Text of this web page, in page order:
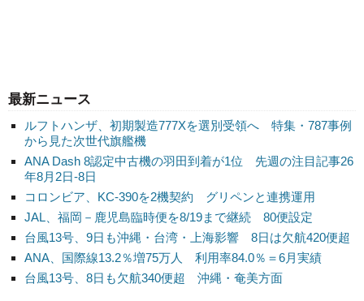
最新ニュース
ルフトハンザ、初期製造777Xを選別受領へ 特集・787事例
から見た次世代旗艦機
ANA Dash 8認定中古機の羽田到着が1位 先週の注目記事26
年8月2日-8日
コロンビア、KC-390を2機契約 グリペンと連携運用
JAL、福岡－鹿児島臨時便を8/19まで継続 80便設定
台風13号、9日も沖縄・台湾・上海影響 8日は欠航420便超
ANA、国際線13.2％増75万人 利用率84.0％＝6月実績
台風13号、8日も欠航340便超 沖縄・奄美方面